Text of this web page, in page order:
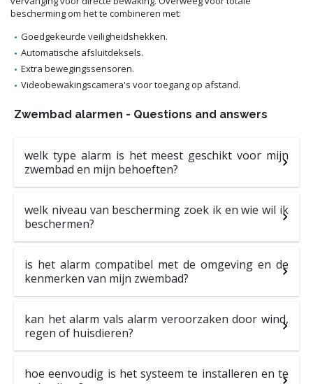
bescherming om het te combineren met:
Goedgekeurde veiligheidshekken.
Automatische afsluitdeksels.
Extra bewegingssensoren.
Videobewakingscamera's voor toegang op afstand.
Zwembad alarmen - Questions and answers
welk type alarm is het meest geschikt voor mijn
zwembad en mijn behoeften?
welk niveau van bescherming zoek ik en wie wil ik
beschermen?
is het alarm compatibel met de omgeving en de
kenmerken van mijn zwembad?
kan het alarm vals alarm veroorzaken door wind,
regen of huisdieren?
hoe eenvoudig is het systeem te installeren en te